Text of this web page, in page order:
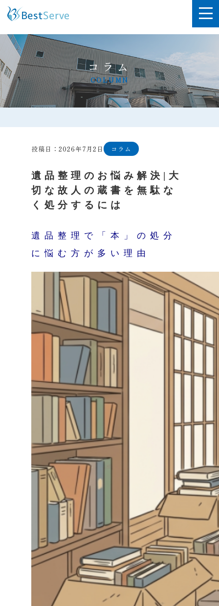
コラム
COLUMN
投稿日：2026年7月2日 コラム
遺品整理のお悩み解決|大
切な故人の蔵書を無駄な
く処分するには
遺品整理で「本」の処分
に悩む方が多い理由